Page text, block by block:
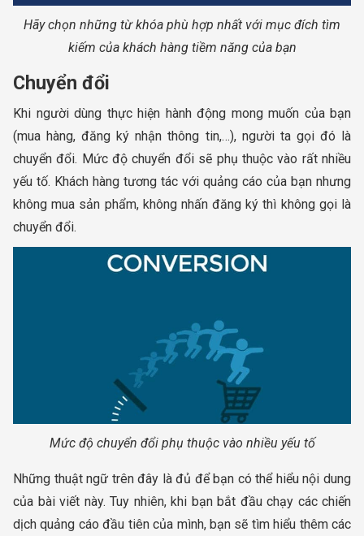
Hãy chọn những từ khóa phù hợp nhất với mục đích tìm
kiếm của khách hàng tiềm năng của bạn
Chuyển đổi
Khi người dùng thực hiện hành động mong muốn của bạn
(mua hàng, đăng ký nhận thông tin,…), người ta gọi đó là
chuyển đổi. Mức độ chuyển đổi sẽ phụ thuộc vào rất nhiều
yếu tố. Khách hàng tương tác với quảng cáo của bạn nhưng
không mua sản phẩm, không nhấn đăng ký thì không gọi là
chuyển đổi.
Mức độ chuyển đổi phụ thuộc vào nhiều yếu tố
Những thuật ngữ trên đây là đủ để bạn có thể hiểu nội dung
của bài viết này. Tuy nhiên, khi bạn bắt đầu chạy các chiến
dịch quảng cáo đầu tiên của mình, bạn sẽ tìm hiểu thêm các